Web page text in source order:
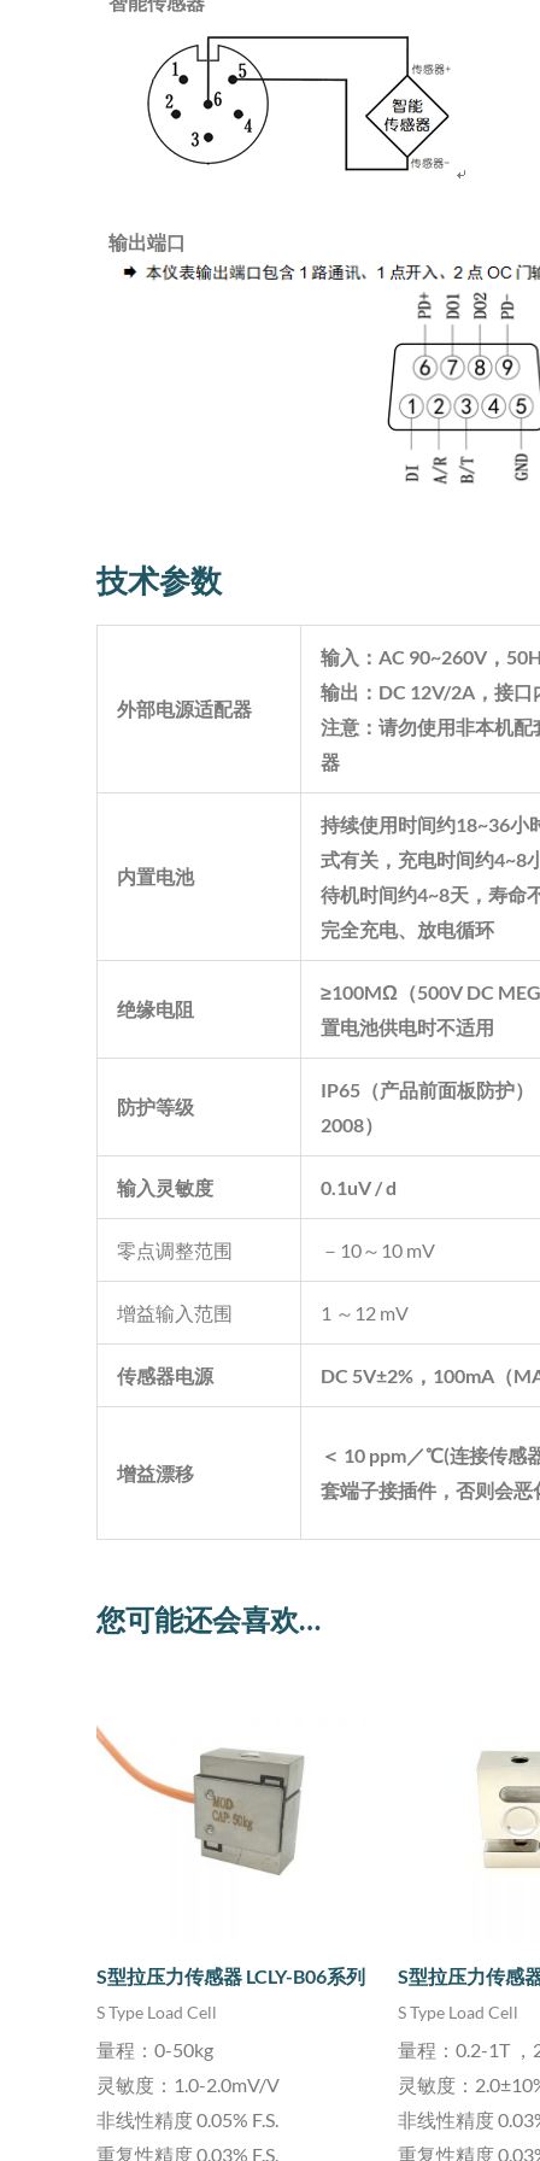
输出端口
技术参数
外部电源适配器
输入： AC 90~260V ，
输出： DC 12V/2A ，接
注意：请勿使用非本机配
器
内置电池
持续使用时间约18~36小
式有关，充电时间约4~8
待机时间约4~8天，寿命
完全充电、放电循环
绝缘电阻
≥100MΩ（500V DC
置电池供电时不适用
防护等级
IP65 （产品前面板防护）
2008）
输入灵敏度 0.1uV / d
零点调整范围 －10～10 mV
增益输入范围 1 ～12 mV
传感器电源 DC 5V±2% ， 100mA （
增益漂移
＜ 10 ppm ／℃(连接传感
套端子接插件，否则会恶
您可能还会喜欢…
S型拉压力传感器 LCLY-B06系列
S Type Load Cell
量程：0-50kg
灵敏度：1.0-2.0mV/V
非线性精度 0.05% F.S.
重复性精度 0.03% F.S.
S型拉压力传感
S Type Load Cell
量程：0.2-1T ，
灵敏度：
非线性精度
重复性精度